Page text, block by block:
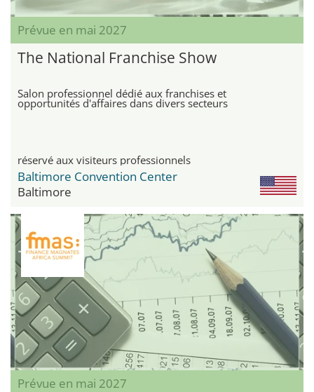
Prévue en mai 2027
The National Franchise Show
Salon professionnel dédié aux franchises et
opportunités d'affaires dans divers secteurs
réservé aux visiteurs professionnels
Baltimore Convention Center
Baltimore
Prévue en mai 2027